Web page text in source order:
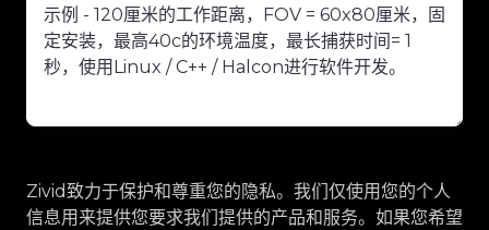
Zivid致力于保护和尊重您的隐私。我们仅使用您的个人
信息用来提供您要求我们提供的产品和服务。如果您希望